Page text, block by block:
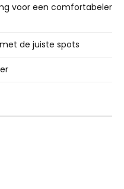
voor een comfortabeler
de juiste spots